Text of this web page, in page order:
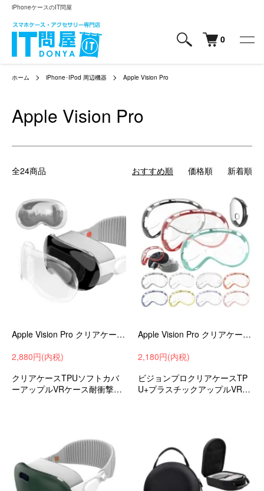
iPhoneケースのIT問屋
0
ホーム iPhone･IPod 周辺機器 Apple Vision Pro
Apple Vision Pro
全24商品 おすすめ順 価格順 新着順
Apple Vision Pro クリアケース 耐衝撃 カバー クリア 透明 TPU ソフトケース アップル VR 耐衝撃ケース 耐衝撃カバー-SG-
2,880円(内税)
クリアケースTPUソフトカバ
ーアップルVRケース耐衝撃ケ
Apple Vision Pro クリアケース 耐衝撃 カバー クリア 透明 メッキ TPU + プラスチック アップル VR / AR 耐衝撃ケース
2,180円(内税)
ビジョンプロクリアケースTP
U+プラスチックアップルVRケ